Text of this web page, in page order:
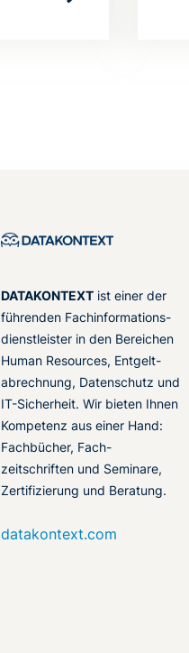
DATAKONTEXT ist einer der
führenden Fachinformations-
dienstleister in den Bereichen
Human Resources, Entgelt-
abrechnung, Datenschutz und
IT-Sicherheit. Wir bieten Ihnen
Kompetenz aus einer Hand:
Fachbücher, Fach-
zeitschriften und Seminare,
Zertifizierung und Beratung.
datakontext.com